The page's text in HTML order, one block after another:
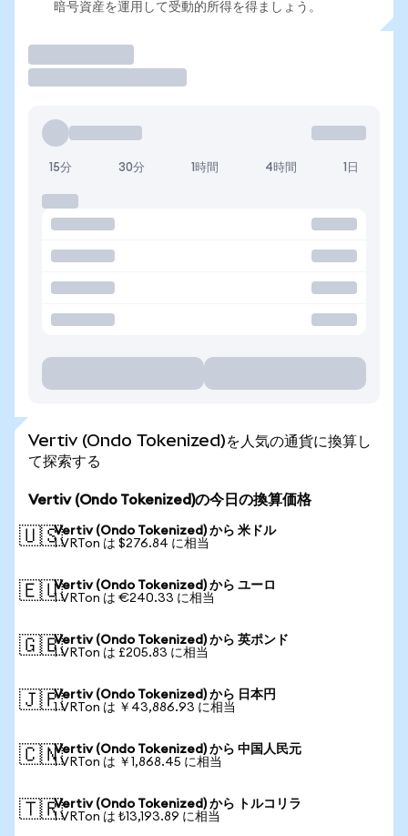
暗号資産を運用して受動的所得を得ましょう。
15分 30分 1時間 4時間 1日
Vertiv (Ondo Tokenized)を人気の通貨に換算し
て探索する
Vertiv (Ondo Tokenized)の今日の換算価格
🇺🇸Vertiv (Ondo Tokenized) から 米ドル
1 VRTon は $276.84 に相当
🇪🇺Vertiv (Ondo Tokenized) から ユーロ
1 VRTon は €240.33 に相当
🇬🇧Vertiv (Ondo Tokenized) から 英ポンド
1 VRTon は £205.83 に相当
🇯🇵Vertiv (Ondo Tokenized) から 日本円
1 VRTon は ￥43,886.93 に相当
🇨🇳Vertiv (Ondo Tokenized) から 中国人民元
1 VRTon は ￥1,868.45 に相当
🇹🇷Vertiv (Ondo Tokenized) から トルコリラ
1 VRTon は ₺13,193.89 に相当